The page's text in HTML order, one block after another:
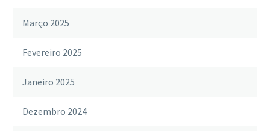
Março 2025
Fevereiro 2025
Janeiro 2025
Dezembro 2024